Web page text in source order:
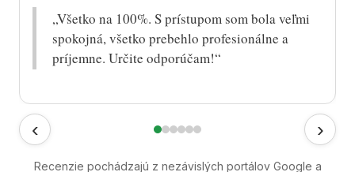
‹
„Všetko na 100%. S prístupom som bola veľmi
spokojná, všetko prebehlo profesionálne a
príjemne. Určite odporúčam!“
›
Recenzie pochádzajú z nezávislých portálov Google a